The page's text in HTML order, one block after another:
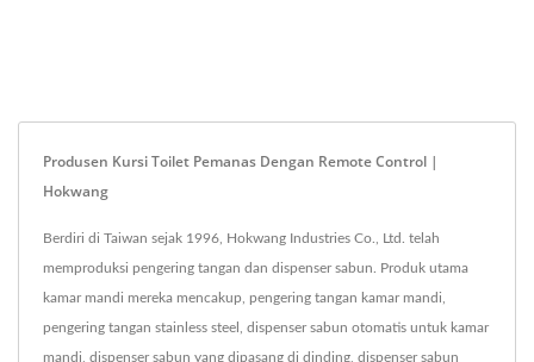
Produsen Kursi Toilet Pemanas Dengan Remote Control |
Hokwang
Berdiri di Taiwan sejak 1996, Hokwang Industries Co., Ltd. telah
memproduksi pengering tangan dan dispenser sabun. Produk utama
kamar mandi mereka mencakup, pengering tangan kamar mandi,
pengering tangan stainless steel, dispenser sabun otomatis untuk kamar
mandi, dispenser sabun yang dipasang di dinding, dispenser sabun